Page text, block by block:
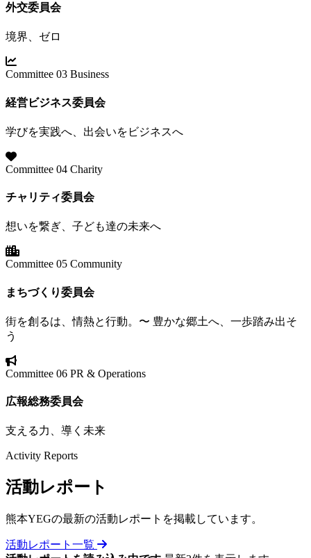
外交委員会
境界、ゼロ
Committee 03 Business
経営ビジネス委員会
学びを実践へ、出会いをビジネスへ
Committee 04 Charity
チャリティ委員会
想いを繋ぎ、子ども達の未来へ
Committee 05 Community
まちづくり委員会
街を創るは、情熱と行動。〜 豊かな郷土へ、一歩踏み出そ
う
Committee 06 PR & Operations
広報総務委員会
支える力、導く未来
Activity Reports
活動レポート
熊本YEGの最新の活動レポートを掲載しています。
活動レポート一覧